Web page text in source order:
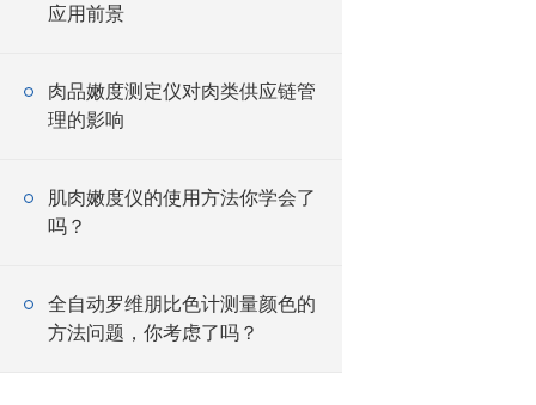
应用前景
肉品嫩度测定仪对肉类供应链管
理的影响
肌肉嫩度仪的使用方法你学会了
吗？
全自动罗维朋比色计测量颜色的
方法问题，你考虑了吗？